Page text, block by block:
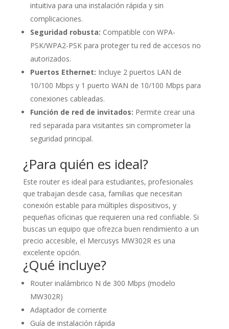
intuitiva para una instalación rápida y sin
complicaciones.
Seguridad robusta: Compatible con WPA-
PSK/WPA2-PSK para proteger tu red de accesos no
autorizados.
Puertos Ethernet: Incluye 2 puertos LAN de
10/100 Mbps y 1 puerto WAN de 10/100 Mbps para
conexiones cableadas.
Función de red de invitados: Permite crear una
red separada para visitantes sin comprometer la
seguridad principal.
¿Para quién es ideal?
Este router es ideal para estudiantes, profesionales
que trabajan desde casa, familias que necesitan
conexión estable para múltiples dispositivos, y
pequeñas oficinas que requieren una red confiable. Si
buscas un equipo que ofrezca buen rendimiento a un
precio accesible, el Mercusys MW302R es una
excelente opción.
¿Qué incluye?
Router inalámbrico N de 300 Mbps (modelo
MW302R)
Adaptador de corriente
Guía de instalación rápida